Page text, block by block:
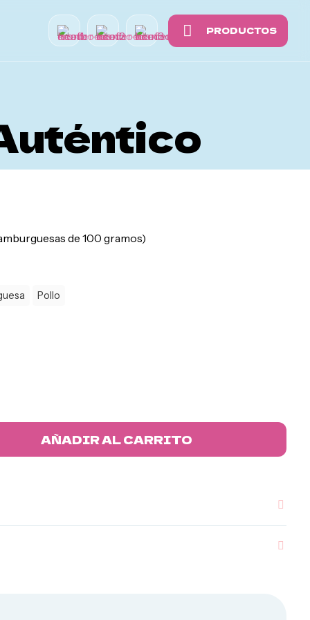
PRODUCTOS
de 100 gramos)
Pollo
AÑADIR AL CARRITO